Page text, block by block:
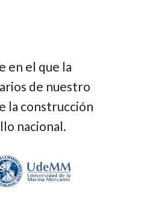
en el que la
de nuestro
la construcción
nacional.